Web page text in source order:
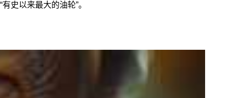
史以来最大的油轮”。